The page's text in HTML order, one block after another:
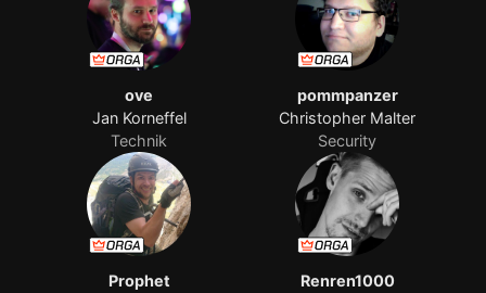
ove
Jan Korneffel
Technik
pommpanzer
Christopher Malter
Security
Prophet
Renren1000